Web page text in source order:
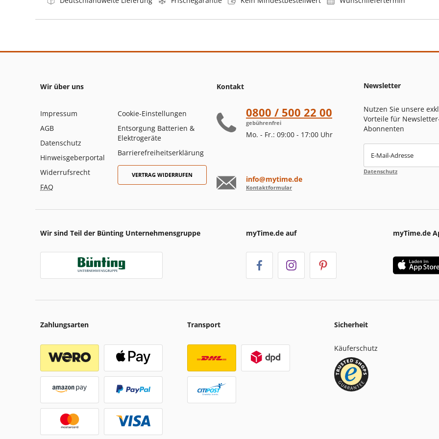
Wir über uns
Impressum
AGB
Datenschutz
Hinweisgeberportal
Widerrufsrecht
FAQ
Cookie-Einstellungen
Entsorgung Batterien &
Elektrogeräte
Barrierefreiheitserklärung
VERTRAG WIDERRUFEN
Kontakt
0800 / 500 22 00
gebührenfrei
Mo. - Fr.: 09:00 - 17:00 Uhr
info@mytime.de
Kontaktformular
Newsletter
Nutzen Sie unsere
Vorteile für
Abonnenten
E-Mail-Adresse
Datenschutz
Wir sind Teil der Bünting Unternehmensgruppe myTime.de auf myTime.de
Zahlungsarten Transport Sicherheit
Käuferschutz